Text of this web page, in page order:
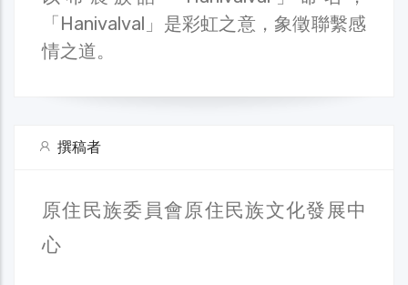
「Hanivalval」是彩虹之意，象徵聯繫感
情之道。
撰稿者
原住民族委員會原住民族文化發展中
心